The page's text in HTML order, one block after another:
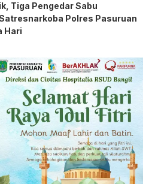
Tiga Pengedar Sabu
Polres Pasuruan
Hari